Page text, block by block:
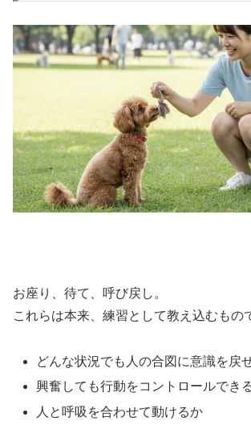
お座り、待て、呼び戻し。
これらは本来、練習として教え込むもの
どんな状況でも人の合図に意識を戻
興奮しても行動をコントロールでき
人と呼吸を合わせて動けるか